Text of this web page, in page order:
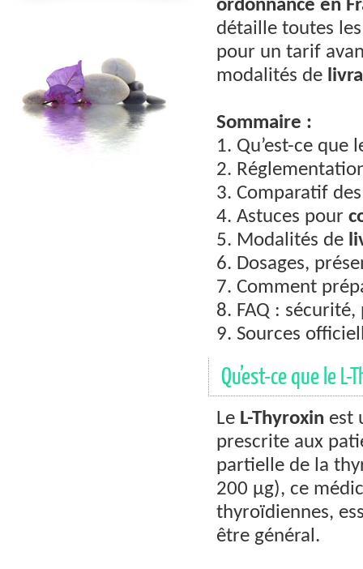
ordonnance en
détaille toutes les
pour un tarif
modalités de
Sommaire :
1. Qu’est-ce que
2.
3. Comparatif
4. Astuces pour
5. Modalités de
6. Dosages,
7. Comment
8. FAQ :
9. Sources
Qu’est-ce que le L-
Le L-Thyroxin est
prescrite aux
partielle de la
200 µg), ce
thyroïdiennes,
être général.